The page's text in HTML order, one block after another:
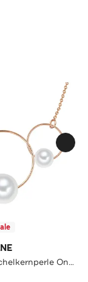
Kette Muschelkernperle OneColor